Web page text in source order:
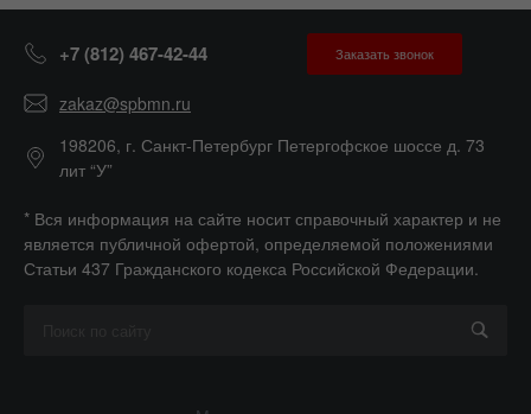
+7 (812) 467-42-44 Заказать звонок
zakaz@spbmn.ru
198206, г. Санкт-Петербург Петергофское шоссе д. 73
лит “У”
* Вся информация на сайте носит справочный характер и не
является публичной офертой, определяемой положениями
Статьи 437 Гражданского кодекса Российской Федерации.